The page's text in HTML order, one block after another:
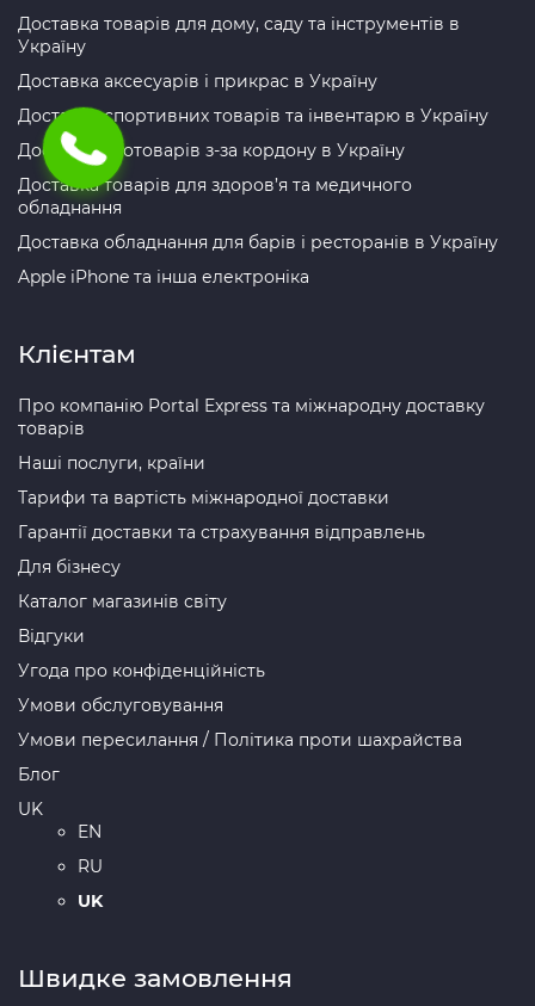
Доставка товарів для дому, саду та інструментів в
Україну
Доставка аксесуарів і прикрас в Україну
Доставка спортивних товарів та інвентарю в Україну
Доставка зоотоварів з-за кордону в Україну
Доставка товарів для здоров’я та медичного
обладнання
Доставка обладнання для барів і ресторанів в Україну
Apple iPhone та інша електроніка
Клієнтам
Про компанію Portal Express та міжнародну доставку
товарів
Наші послуги, країни
Тарифи та вартість міжнародної доставки
Гарантії доставки та страхування відправлень
Для бізнесу
Каталог магазинів світу
Відгуки
Угода про конфіденційність
Умови обслуговування
Умови пересилання / Політика проти шахрайства
Блог
UK
EN
RU
UK
Швидке замовлення